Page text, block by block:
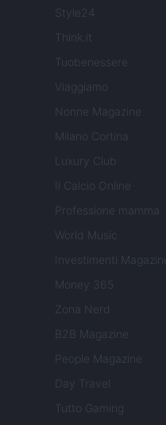
Style24
Think.it
Tuobenessere
Viaggiamo
Nonne Magazine
Milano Cortina
Luxury Club
Il Calcio Online
Professione mamma
World Music
Investimenti Magazine
Money 365
Zona Nerd
B2B Magazine
People Magazine
Day Travel
Tutto Gaming